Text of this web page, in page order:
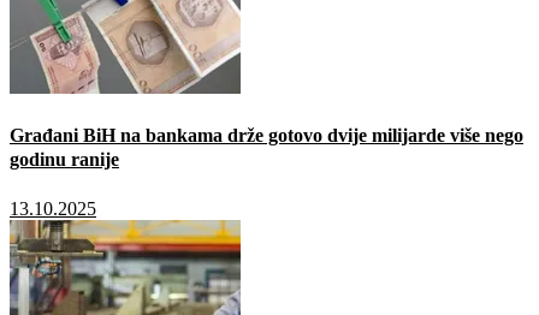
Građani BiH na bankama drže gotovo dvije milijarde više nego
godinu ranije
13.10.2025